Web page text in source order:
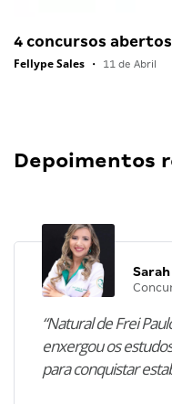
4 concursos
Fellype Sales • 11 de Abril
Depoimentos
Sarah
“Natural de Frei
enxergou os
para conquistar